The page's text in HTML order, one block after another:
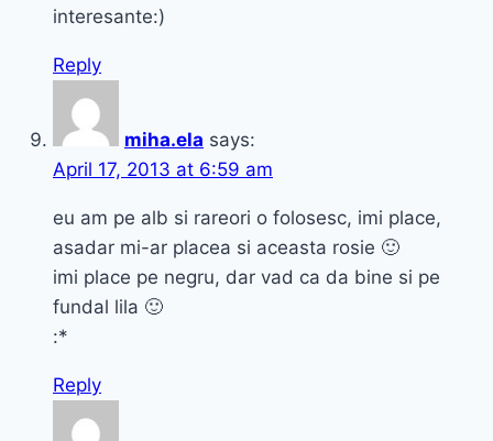
interesante:)
Reply
miha.ela says:
April 17, 2013 at 6:59 am
eu am pe alb si rareori o folosesc, imi place,
asadar mi-ar placea si aceasta rosie 🙂
imi place pe negru, dar vad ca da bine si pe
fundal lila 🙂
:*
Reply